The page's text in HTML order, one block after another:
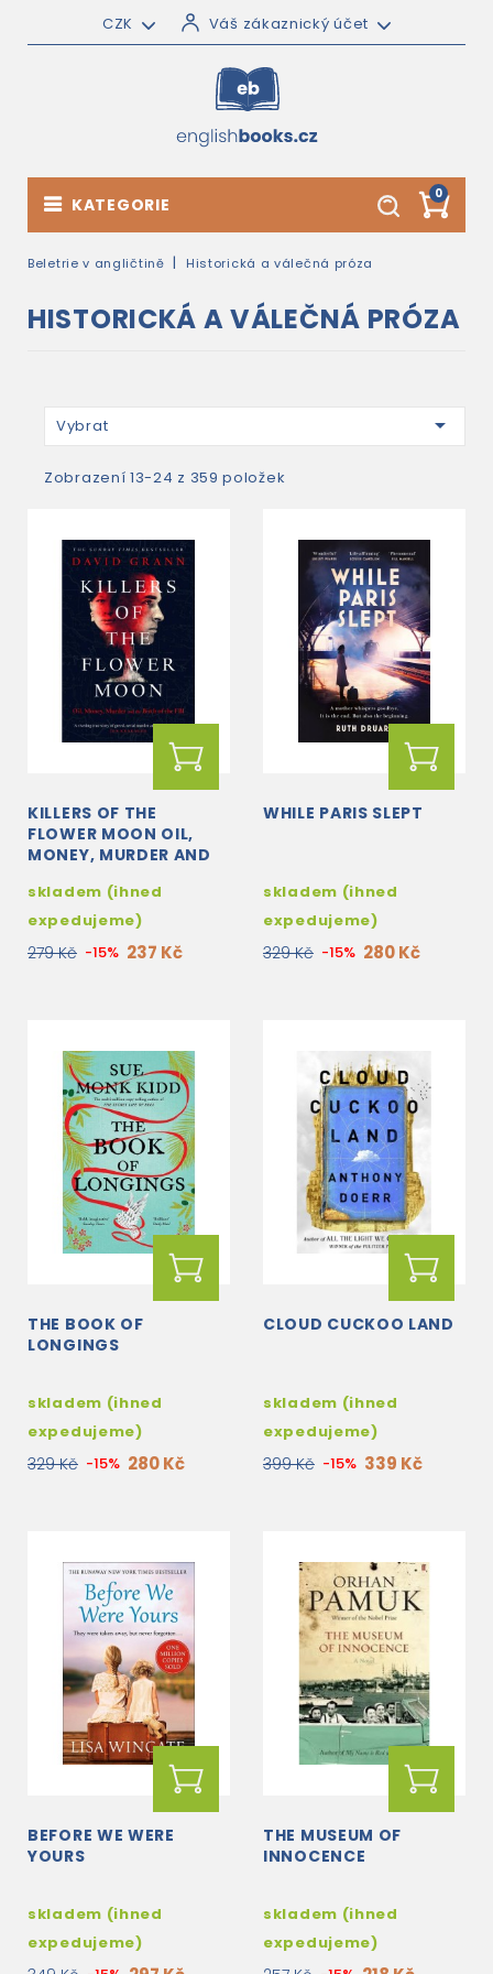
CZK Váš zákaznický účet
0
KATEGORIE
Beletrie v angličtině Historická a válečná próza
HISTORICKÁ A VÁLEČNÁ PRÓZA
Vybrat 
Zobrazení 13-24 z 359 položek
KILLERS OF THE
FLOWER MOON OIL,
MONEY, MURDER AND
skladem (ihned
expedujeme)
279 Kč -15% 237 Kč
WHILE PARIS SLEPT
skladem (ihned
expedujeme)
329 Kč -15% 280 Kč
THE BOOK OF
LONGINGS
skladem (ihned
expedujeme)
329 Kč -15% 280 Kč
CLOUD CUCKOO LAND
skladem (ihned
expedujeme)
399 Kč -15% 339 Kč
BEFORE WE WERE
YOURS
skladem (ihned
expedujeme)
THE MUSEUM OF
INNOCENCE
skladem (ihned
expedujeme)